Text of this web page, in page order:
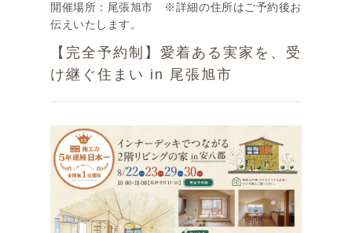
開催場所：尾張旭市 ※詳細の住所はご予約後お
伝えいたします。
【完全予約制】愛着ある実家を、受
け継ぐ住まい in 尾張旭市